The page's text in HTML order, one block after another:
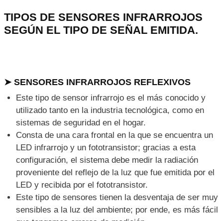
TIPOS DE SENSORES INFRARROJOS
SEGÚN EL TIPO DE SEÑAL EMITIDA.
➤ SENSORES INFRARROJOS REFLEXIVOS
Este tipo de sensor infrarrojo es el más conocido y
utilizado tanto en la industria tecnológica, como en
sistemas de seguridad en el hogar.
Consta de una cara frontal en la que se encuentra un
LED infrarrojo y un fototransistor; gracias a esta
configuración, el sistema debe medir la radiación
proveniente del reflejo de la luz que fue emitida por el
LED y recibida por el fototransistor.
Este tipo de sensores tienen la desventaja de ser muy
sensibles a la luz del ambiente; por ende, es más fácil